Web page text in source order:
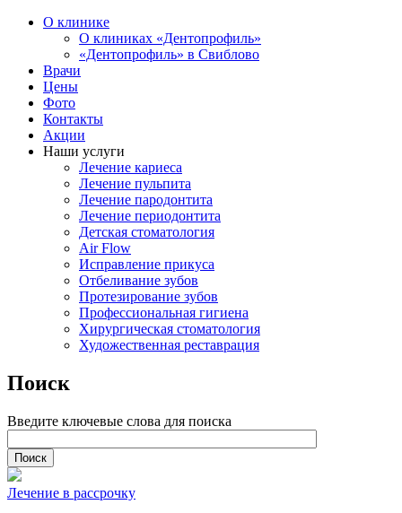
О клинике
О клиниках «Дентопрофиль»
«Дентопрофиль» в Свиблово
Врачи
Цены
Фото
Контакты
Акции
Наши услуги
Лечение кариеса
Лечение пульпита
Лечение пародонтита
Лечение периодонтита
Детская стоматология
Air Flow
Исправление прикуса
Отбеливание зубов
Протезирование зубов
Профессиональная гигиена
Хирургическая стоматология
Художественная реставрация
Поиск
Введите ключевые слова для поиска
Лечение в рассрочку